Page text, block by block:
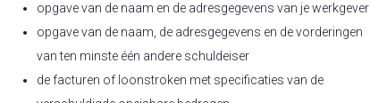
opgave van de naam en de adresgegevens van je werkgever
opgave van de naam, de adresgegevens en de vorderingen
van ten minste één andere schuldeiser
de facturen of loonstroken met specificaties van de